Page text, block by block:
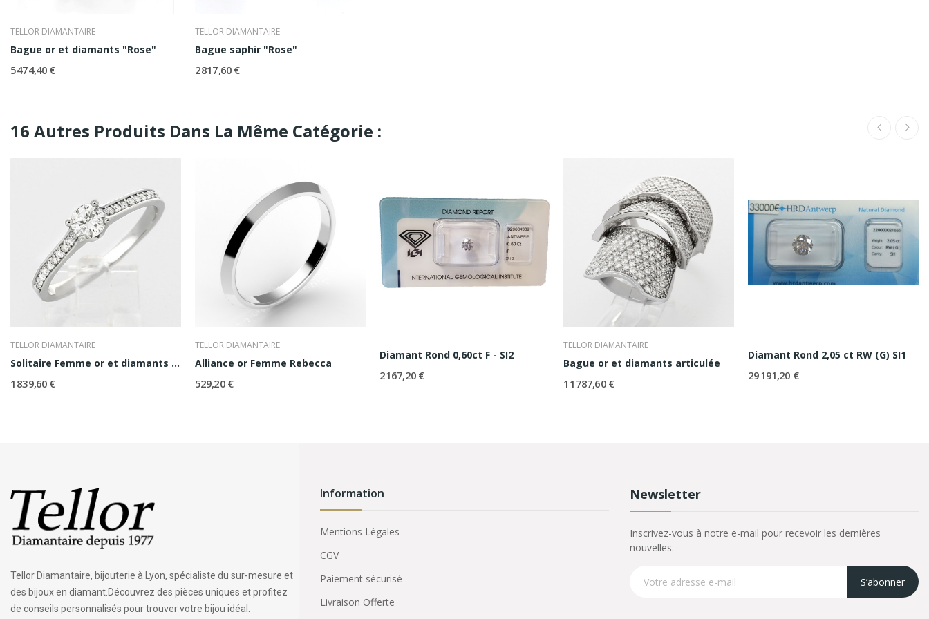
TELLOR DIAMANTAIRE
Bague or et diamants "Rose"
5 474,40 €
TELLOR DIAMANTAIRE
Bague saphir "Rose"
2 817,60 €
16 Autres Produits Dans La Même Catégorie :
TELLOR DIAMANTAIRE
Solitaire Femme or et diamants Alexia 0,30 ct
1 839,60 €
TELLOR DIAMANTAIRE
Alliance or Femme Rebecca
529,20 €
Diamant Rond 0,60ct F - SI2
2 167,20 €
TELLOR DIAMANTAIRE
Bague or et diamants articulée
11 787,60 €
Diamant Rond 2,05 ct RW (G) SI1
29 191,20 €
Tellor Diamantaire, bijouterie à Lyon, spécialiste du sur-mesure et
des bijoux en diamant.Découvrez des pièces uniques et profitez
de conseils personnalisés pour trouver votre bijou idéal.
Information
Mentions Légales
CGV
Paiement sécurisé
Livraison Offerte
Newsletter
Inscrivez-vous à notre e-mail pour recevoir les dernières
nouvelles.
S’abonner